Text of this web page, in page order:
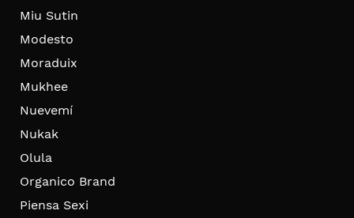
Miu Sutin
Modesto
Moraduix
Mukhee
Nuevemí
Nukak
Olula
Organico Brand
Piensa Sexi